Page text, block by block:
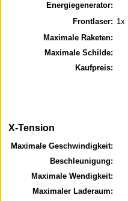
Energiegenerator:
Frontlaser: 1x
Maximale Raketen:
Maximale Schilde:
Kaufpreis:
X-Tension
Maximale Geschwindigkeit:
Beschleunigung:
Maximale Wendigkeit:
Maximaler Laderaum: